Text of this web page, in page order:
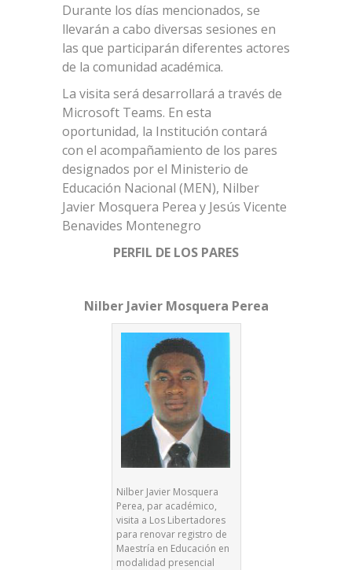
Durante los días mencionados, se
llevarán a cabo diversas sesiones en
las que participarán diferentes actores
de la comunidad académica.
La visita será desarrollará a través de
Microsoft Teams. En esta
oportunidad, la Institución contará
con el acompañamiento de los pares
designados por el Ministerio de
Educación Nacional (MEN), Nilber
Javier Mosquera Perea y Jesús Vicente
Benavides Montenegro
PERFIL DE LOS PARES
Nilber Javier Mosquera Perea
Nilber Javier Mosquera
Perea, par académico,
visita a Los Libertadores
para renovar registro de
Maestría en Educación en
modalidad presencial